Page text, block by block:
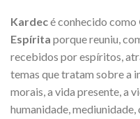
Kardecé conhecido como
Espírita porque reuniu,
recebidos por espíritos,
temas que tratam sobre a
morais, a vida presente, a
humanidade,